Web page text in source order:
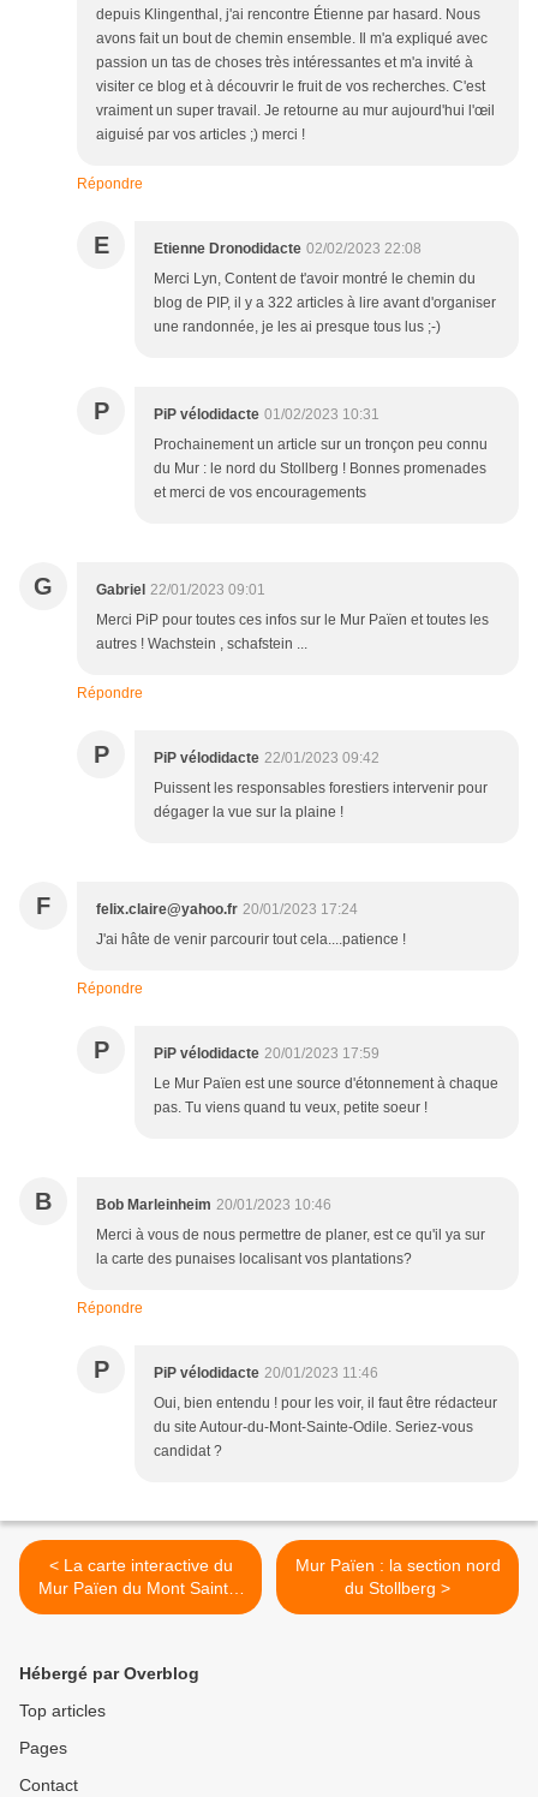
depuis Klingenthal, j'ai rencontre Étienne par hasard. Nous
avons fait un bout de chemin ensemble. Il m'a expliqué avec
passion un tas de choses très intéressantes et m'a invité à
visiter ce blog et à découvrir le fruit de vos recherches. C'est
vraiment un super travail. Je retourne au mur aujourd'hui l'œil
aiguisé par vos articles ;) merci !
Répondre
E Etienne Dronodidacte 02/02/2023 22:08
Merci Lyn, Content de t'avoir montré le chemin du
blog de PIP, il y a 322 articles à lire avant d'organiser
une randonnée, je les ai presque tous lus ;-)
P PiP vélodidacte 01/02/2023 10:31
Prochainement un article sur un tronçon peu connu
du Mur : le nord du Stollberg ! Bonnes promenades
et merci de vos encouragements
G Gabriel 22/01/2023 09:01
Merci PiP pour toutes ces infos sur le Mur Païen et toutes les
autres ! Wachstein , schafstein ...
Répondre
P PiP vélodidacte 22/01/2023 09:42
Puissent les responsables forestiers intervenir pour
dégager la vue sur la plaine !
F felix.claire@yahoo.fr 20/01/2023 17:24
J'ai hâte de venir parcourir tout cela....patience !
Répondre
P PiP vélodidacte 20/01/2023 17:59
Le Mur Païen est une source d'étonnement à chaque
pas. Tu viens quand tu veux, petite soeur !
B Bob Marleinheim 20/01/2023 10:46
Merci à vous de nous permettre de planer, est ce qu'il ya sur
la carte des punaises localisant vos plantations?
Répondre
P PiP vélodidacte 20/01/2023 11:46
Oui, bien entendu ! pour les voir, il faut être rédacteur
du site Autour-du-Mont-Sainte-Odile. Seriez-vous
candidat ?
< La carte interactive du
Mur Païen du Mont Sainte-
Odile
Mur Païen : la section nord
du Stollberg >
Hébergé par Overblog
Top articles
Pages
Contact